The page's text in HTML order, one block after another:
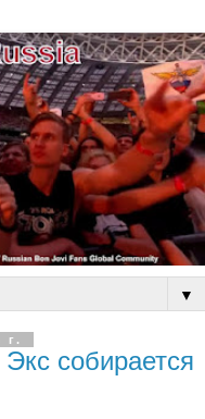
▼
г.
собирается